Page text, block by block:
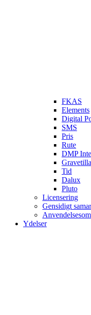
FKAS
Elements
Digital
SMS
Pris
Rute
DMP
Tid
Dalux
Pluto
Licensering
Gensidigt
Ydelser